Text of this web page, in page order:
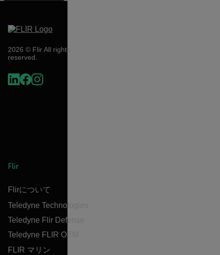
2026 © Flir All rights
reserved.
Flir
Flirについて
Teledyne Technologies
Teledyne Flir Defense
Teledyne FLIR OEM
FLIR マリン